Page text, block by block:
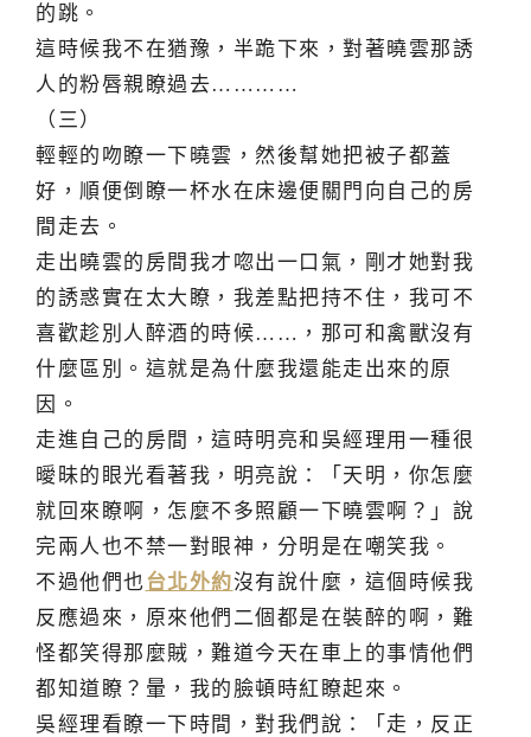
的跳。
這時候我不在猶豫，半跪下來，對著曉雲那誘
人的粉唇親瞭過去…………
（三）
輕輕的吻瞭一下曉雲，然後幫她把被子都蓋
好，順便倒瞭一杯水在床邊便關門向自己的房
間走去。
走出曉雲的房間我才唿出一口氣，剛才她對我
的誘惑實在太大瞭，我差點把持不住，我可不
喜歡趁別人醉酒的時候……，那可和禽獸沒有
什麼區別。這就是為什麼我還能走出來的原
因。
走進自己的房間，這時明亮和吳經理用一種很
曖昧的眼光看著我，明亮說：「天明，你怎麼
就回來瞭啊，怎麼不多照顧一下曉雲啊？」說
完兩人也不禁一對眼神，分明是在嘲笑我。
不過他們也 台北外約沒有說什麼，這個時候我
反應過來，原來他們二個都是在裝醉的啊，難
怪都笑得那麼賊，難道今天在車上的事情他們
都知道瞭？暈，我的臉頓時紅瞭起來。
吳經理看瞭一下時間，對我們說：「走，反正